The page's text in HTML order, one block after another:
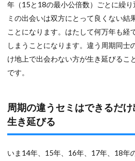
年（15と18の最小公倍数）ごとに繰
ミの出会いは双方にとって良くない結
ことになります。はたして何万年も経
しまうことになります。違う周期同士
け地上で出会わない方が生き延びるこ
です。
周期の違うセミはできるだ
生き延びる
いま14年、15年、16年、17年、18年